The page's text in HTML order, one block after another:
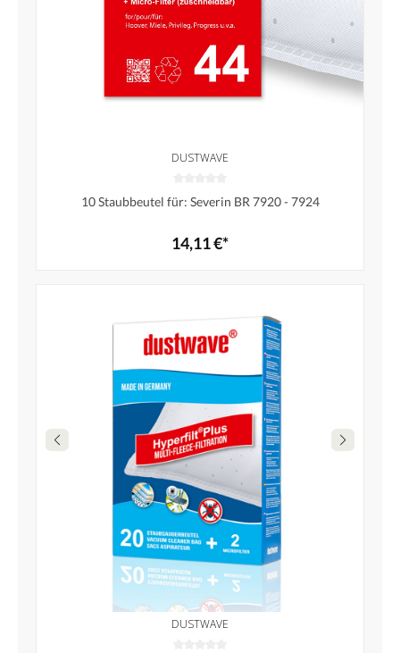
DUSTWAVE
10 Staubbeutel für: Severin BR 7920 - 7924
14,11 €*
DUSTWAVE